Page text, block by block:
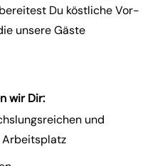
Du köstliche Vor-
unsere Gäste
wir Dir:
und